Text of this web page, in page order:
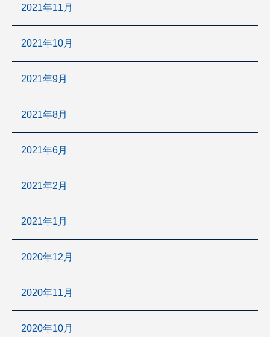
2021年11月
2021年10月
2021年9月
2021年8月
2021年6月
2021年2月
2021年1月
2020年12月
2020年11月
2020年10月